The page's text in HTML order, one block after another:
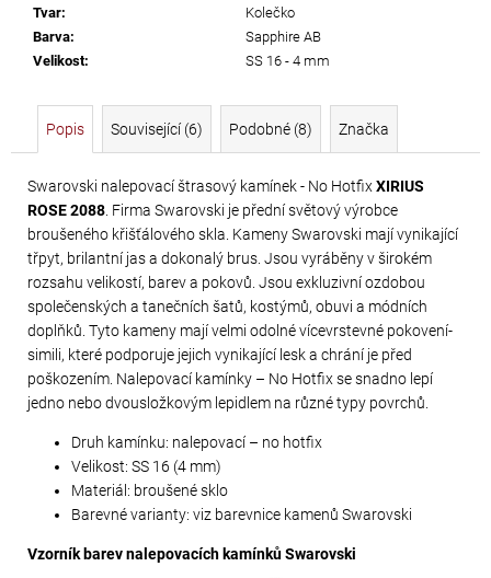
Tvar:
Kolečko
Barva:
Sapphire AB
Velikost: SS 16 - 4 mm
Popis Související (6) Podobné (8) Značka
Swarovski nalepovací štrasový kamínek - No HotfixXIRIUS
ROSE 2088 . Firma Swarovski je přední světový výrobce
broušeného křišťálového skla. Kameny Swarovski mají vynikající
třpyt, brilantní jas a dokonalý brus. Jsou vyráběny v širokém
rozsahu velikostí, barev a pokovů. Jsou exkluzivní ozdobou
společenských a tanečních šatů, kostýmů, obuvi a módních
doplňků. Tyto kameny mají velmi odolné vícevrstevné pokovení-
simili, které podporuje jejich vynikající lesk a chrání je před
poškozením. Nalepovací kamínky – No Hotfix se snadno lepí
jedno nebo dvousložkovým lepidlem na různé typy povrchů.
Druh kamínku: nalepovací – no hotfix
Velikost: SS 16 (4 mm)
Materiál: broušené sklo
Barevné varianty: viz barevnice kamenů Swarovski
Vzorník barev nalepovacích kamínků Swarovski
NA
KAMÍNKY
GÜTERMANN
HT2
30
G
169
Kč